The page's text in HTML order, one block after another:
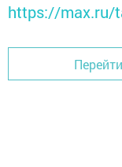
https://max.ru/